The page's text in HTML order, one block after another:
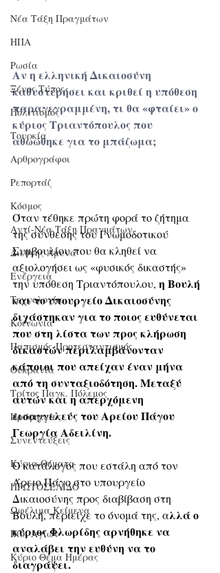
Νέα Τάξη Πραγμάτων
ΗΠΑ
Ρωσία
Ξένος Τύπος
Πολιτισμός
Τουρκία
Αρθρογράφοι
Ρεπορτάζ
Κόσμος
Αντί-Νέα Τάξη Πραγμάτων
Διεθνής Άμυνα
Ενέργεια
Τεχνολογία
Κοινωνία
Παπισμός-Προτεσταντισμός
Ουκρανία
Τρίτος Παγκ. Πόλεμος
Προφητείες
Συνεντεύξεις
Κύρια Θέματα
ΠΡΩΤΟΣΕΛΙΔΟ
Ωφέλιμα Κείμενα
Βίοι Αγίων
Κύριο Θέμα Ημέρας
Αν η ελληνική Δικαιοσύνη
καθυστερήσει και κριθεί η υπόθεση
παραγεγραμμένη, τι θα «φταίει» ο
κύριος Τριαντόπουλος που
αθωώθηκε για το μπάζωμα;
Όταν τέθηκε πρώτη φορά το ζήτημα
της σύνθεσης του Γνωμοδοτικού
Συμβουλίου που θα κληθεί να
αξιολογήσει ως «φυσικός δικαστής»
την υπόθεση Τριαντόπουλου, η Βουλή
και το υπουργείο Δικαιοσύνης
διχάστηκαν για το ποιος ευθύνεται
που στη λίστα των προς κλήρωση
δικαστών περιλαμβάνονταν
κάποιοι που απείχαν έναν μήνα
από τη συνταξιοδότηση. Μεταξύ
αυτών και η απερχόμενη
εισαγγελεύς του Αρείου Πάγου
Γεωργία Αδειλίνη.
Ο κατάλογος που εστάλη από τον
Άρειο Πάγο στο υπουργείο
Δικαιοσύνης προς διαβίβαση στη
Βουλή, περιείχε το όνομά της, αλλά ο
κύριος Φλωρίδης αρνήθηκε να
αναλάβει την ευθύνη να το
διαγράψει.